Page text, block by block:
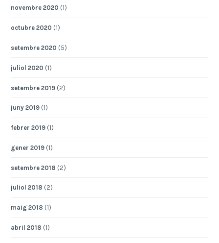
novembre 2020 (1)
octubre 2020 (1)
setembre 2020 (5)
juliol 2020 (1)
setembre 2019 (2)
juny 2019 (1)
febrer 2019 (1)
gener 2019 (1)
setembre 2018 (2)
juliol 2018 (2)
maig 2018 (1)
abril 2018 (1)